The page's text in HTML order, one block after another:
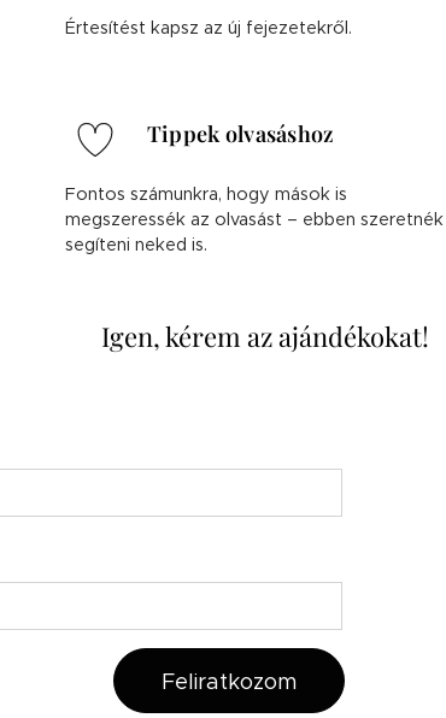
Értesítést kapsz az új fejezetekről.
Tippek olvasáshoz
Fontos számunkra, hogy mások is
megszeressék az olvasást – ebben szeretnék
segíteni neked is.
Igen, kérem az ajándékokat!
Feliratkozom